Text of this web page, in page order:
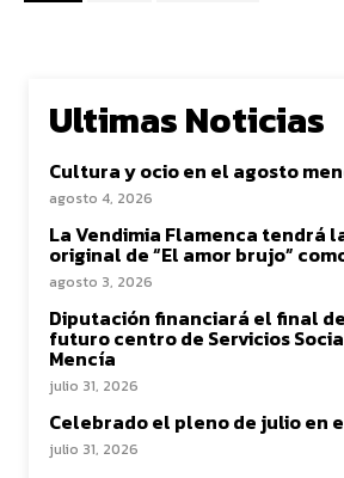
Ultimas Noticias
Cultura y ocio en el agosto
agosto 4, 2026
La Vendimia Flamenca tendrá
original de “El amor brujo”
agosto 3, 2026
Diputación financiará el final
futuro centro de Servicios
Mencía
julio 31, 2026
Celebrado el pleno de julio en
julio 31, 2026